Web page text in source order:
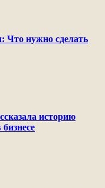
Что нужно сделать
историю